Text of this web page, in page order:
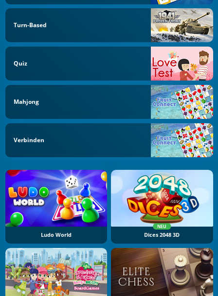
Turn-Based
Quiz
Mahjong
Verbinden
Ludo World
NEU
Dices 2048 3D